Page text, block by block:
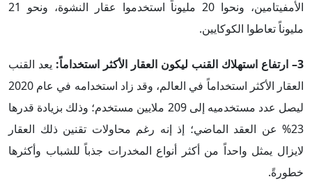
الأمفيتامين، ونحوا 20 مليوناً استخدموا عقار النشوة، ونحو 21
مليوناً تعاطوا الكوكايين.
3– ارتفاع استهلاك القنب ليكون العقار الأكثر استخداماً : يعد القنب
العقار الأكثر استخداماً في العالم، وقد زاد استخدامه في عام 2020
ليصل عدد مستخدميه إلى 209 ملايين مستخدم؛ وذلك بزيادة قدرها
23% عن العقد الماضي؛ إذ إنه رغم محاولات تقنين ذلك العقار
لايزال يمثل واحداً من أكثر أنواع المخدرات جذباً للشباب وأكثرها
خطورةً.